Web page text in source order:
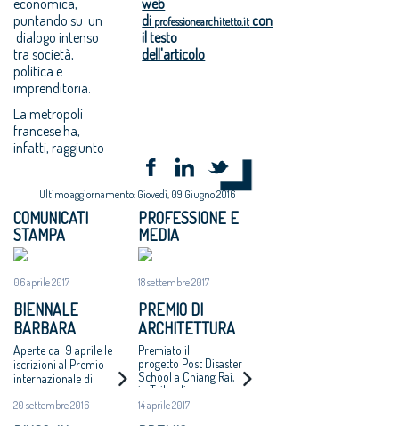
puntando su un
dialogo intenso
tra società,
politica e
imprenditoria.
La metropoli
francese ha,
infatti, raggiunto
di professionearchitetto.itcon
il testo
dell'articolo
Ultimo aggiornamento: Giovedì, 09 Giugno 2016
COMUNICATI
STAMPA
06 aprile 2017
BIENNALE
BARBARA
CAPPOCHIN:
TORNA A PADOVA
L’EDIZIONE 2017
Aperte dal 9 aprile le
iscrizioni al Premio
internazionale di
aprile il lancio
20 settembre 2016
PROFESSIONE E
MEDIA
18 settembre 2017
PREMIO DI
ARCHITETTURA
BARBARA
CAPPOCHIN 2017: I
PROGETTI
VINCITORI
Premiato il
progetto Post Disaster
School a Chiang Rai,
in Tailandia,
dell’architetto Varavarn
Varudh (studio Vin
14 aprile 2017